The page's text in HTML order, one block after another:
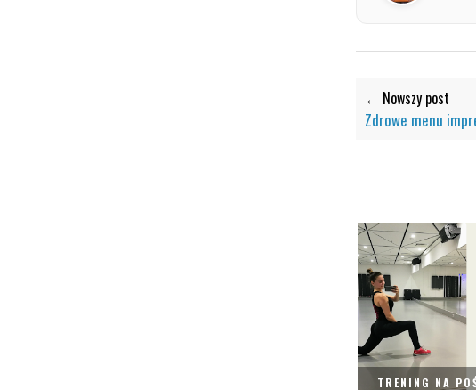
← Nowszy post
Zdrowe menu
TRENING NA